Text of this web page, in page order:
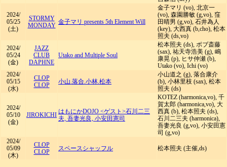
2024/
05/25
(土)
STORMY
MONDAY 金子マリ presents 5th Element Will
金子マリ (vo), 北京一
(vo), 森園勝敏 (g,vo), 窪
田晴男 (g,vo), 石井為人
(key), 大西真 (b,cho), 松本
照夫 (ds,vo)
2024/
05/24
(金)
JAZZ
CLUB
DAPHNE
Utako and Multiple Soul
松本照夫 (ds), ボブ斎藤
(sax), 祐天寺浩美 (g), 嶋
康晃 (p), ヒサ仲瀬 (b),
Utako (vo), Ichi (vo)
2024/
05/15
(水)
CLOP
CLOP
小山.落合.小林.松本
小山道之 (g), 落合康介
(b), 小林里枝 (sax), 松本
照夫 (ds)
2024/
05/10
(金)
JIROKICHI はもにかDOJO <ゲスト>石川二三
夫, 吾妻光良, 小安田憲司
KOTEZ (harmonica,vo), 千
賀太郎 (harmonica,vo), 大
西真 (b), 松本照夫 (ds),
石川二三夫 (harmonica),
吾妻光良 (g,vo), 小安田憲
司 (g,vo)
2024/
05/09
(木)
CLOP
CLOP
スペースシャッフル 松本照夫 (主催,ds)